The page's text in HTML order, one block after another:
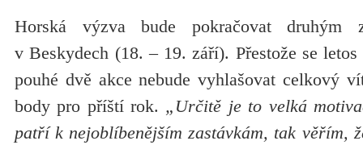
Horská výzva bude pokračovat druhým
v Beskydech (18. – 19. září). Přestože se
pouhé dvě akce nebude vyhlašovat celkový
body pro příští rok. „Určitě je to velká
patří k nejoblíbenějším zastávkám, tak věřím,